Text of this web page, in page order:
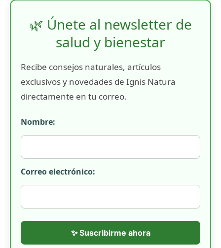
🌿 Únete al newsletter de
salud y bienestar
Recibe consejos naturales, artículos
exclusivos y novedades de Ignis Natura
directamente en tu correo.
Nombre:
Correo electrónico:
✨ Suscribirme ahora